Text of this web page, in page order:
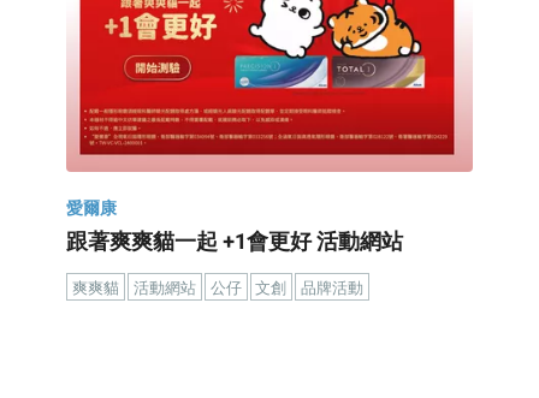
愛爾康
跟著爽爽貓一起 +1會更好 活動網站
爽爽貓 活動網站 公仔 文創 品牌活動